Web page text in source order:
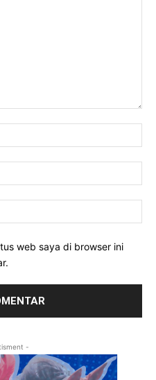
web saya di browser ini
-